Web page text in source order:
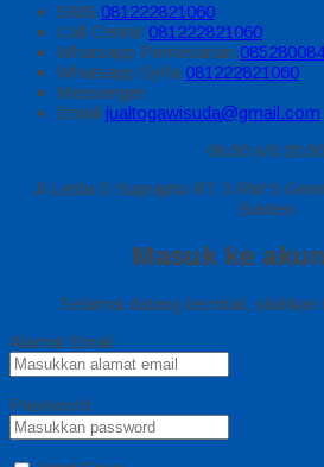
SMS 081222821060
Call Center 081222821060
Whatsapp Pemesanan
Whatsapp Syifa 081222821060
Messenger
Email jualtogawisuda@gmail.com
08.00 s/d 20.00
Jl Letda D Suprapto RT 3 RW 5
Banten
Masuk ke
Selamat datang kembali, silahkan
Alamat Email
Password